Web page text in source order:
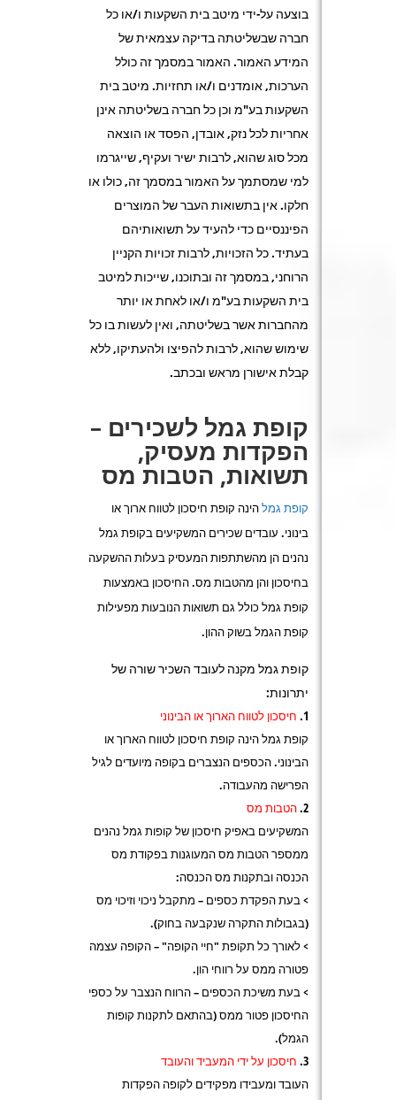
בוצעה על-ידי מיטב בית השקעות ו/או כל
חברה שבשליטתה בדיקה עצמאית של
המידע האמור. האמור במסמך זה כולל
הערכות, אומדנים ו/או תחזיות. מיטב בית
השקעות בע"מ וכן כל חברה בשליטתה אינן
אחריות לכל נזק, אובדן, הפסד או הוצאה
מכל סוג שהוא, לרבות ישיר ועקיף, שייגרמו
למי שמסתמך על האמור במסמך זה, כולו או
חלקו. אין בתשואות העבר של המוצרים
הפיננסיים כדי להעיד על תשואותיהם
בעתיד. כל הזכויות, לרבות זכויות הקניין
הרוחני, במסמך זה ובתוכנו, שייכות למיטב
בית השקעות בע"מ ו/או לאחת או יותר
מהחברות אשר בשליטתה, ואין לעשות בו כל
שימוש שהוא, לרבות להפיצו ולהעתיקו, ללא
קבלת אישורן מראש ובכתב.
קופת גמל לשכירים –
הפקדות מעסיק,
תשואות, הטבות מס
קופת גמלהינה קופת חיסכון לטווח ארוך או
בינוני. עובדים שכירים המשקיעים בקופת גמל
נהנים הן מהשתתפות המעסיק בעלות ההשקעה
בחיסכון והן מהטבות מס. החיסכון באמצעות
קופת גמל כולל גם תשואות הנובעות מפעילות
קופת הגמל בשוק ההון.
קופת גמל מקנה לעובד השכיר שורה של
יתרונות:
חיסכון לטווח הארוך או הבינוני
קופת גמל הינה קופת חיסכון לטווח הארוך או
הבינוני. הכספים הנצברים בקופה מיועדים לגיל
הפרישה מהעבודה.
הטבות מס
המשקיעים באפיק חיסכון של קופות גמל נהנים
ממספר הטבות מס המעוגנות בפקודת מס
הכנסה ובתקנות מס הכנסה:
> בעת הפקדת כספים – מתקבל ניכוי וזיכוי מס
(בגבולות התקרה שנקבעה בחוק).
> לאורך כל תקופת "חיי הקופה" – הקופה עצמה
פטורה ממס על רווחי הון.
> בעת משיכת הכספים – הרווח הנצבר על כספי
החיסכון פטור ממס (בהתאם לתקנות קופות
הגמל).
חיסכון על ידי המעביד והעובד
העובד ומעבידו מפקידים לקופה הפקדות